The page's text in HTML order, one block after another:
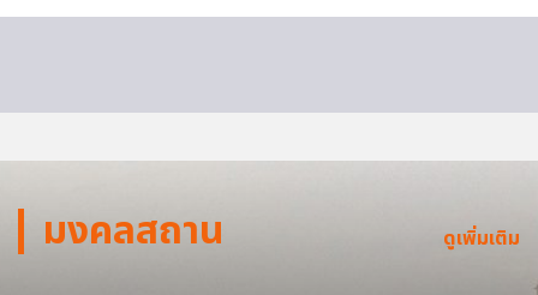
มงคลสถาน ดูเพิ่มเติม